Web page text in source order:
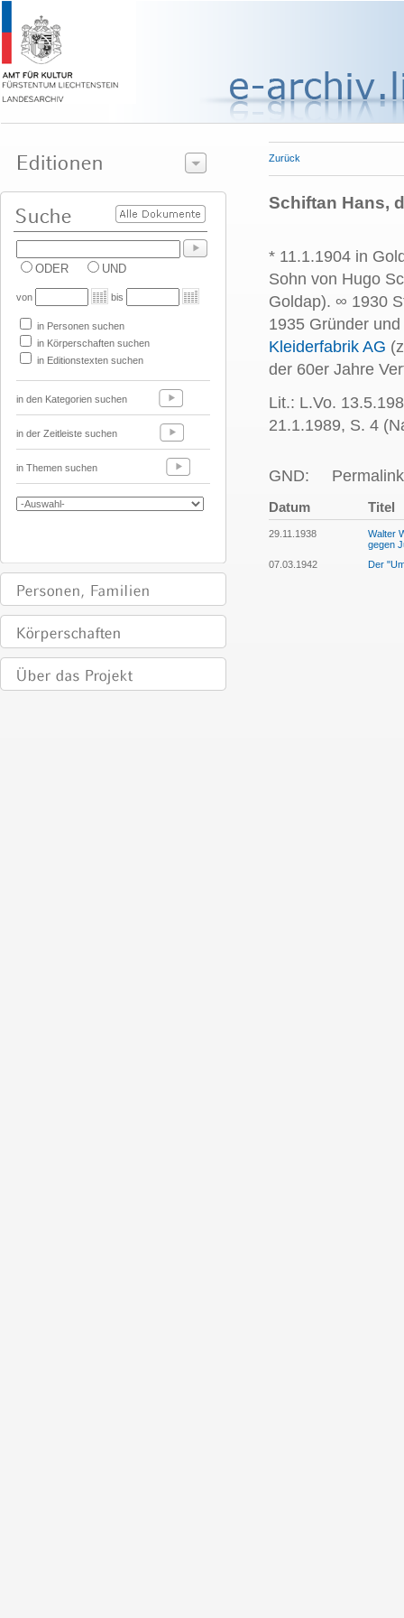
ODER UND
von bis
in Personen suchen
in Körperschaften suchen
in Editionstexten suchen
in den Kategorien suchen
in der Zeitleiste suchen
in Themen suchen
Zurück
Schiftan Hans,
* 11.1.1904 in
Sohn von Hugo
Goldap). ∞ 1930
1935 Gründer
Kleiderfabrik AG
der 60er Jahre
Lit.: L.Vo.
21.1.1989, S. 4
GND:
Datum Titel
29.11.1938
Walter
gegen
07.03.1942
Der